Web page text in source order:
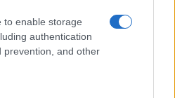
to enable storage
authentication
prevention, and other
hat funkció, amely
a mindennapokat
teljesen megváltoztatja a